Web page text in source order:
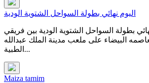
اليوم نهائي بطولة السواحل الشتوية الودية
بطولة السواحل الشتوية الودية بين فريقي
البيضاء على ملعب مدينة الملك عبدالله
الطبية...
Maiza tamim